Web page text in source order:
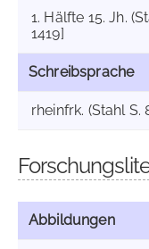
1. Hälfte 15. Jh.
1419]
Schreibsprache
rheinfrk. (Stahl S.
Abbildungen